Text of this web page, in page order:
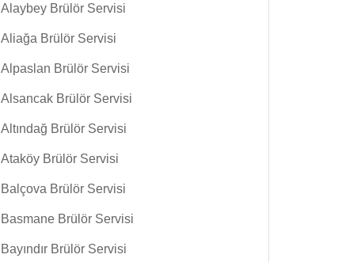
Alaybey Brülör Servisi
Aliağa Brülör Servisi
Alpaslan Brülör Servisi
Alsancak Brülör Servisi
Altındağ Brülör Servisi
Ataköy Brülör Servisi
Balçova Brülör Servisi
Basmane Brülör Servisi
Bayındır Brülör Servisi